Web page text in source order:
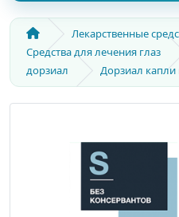
Лекарственные
Средства для лечения глаз
дорзиал
Дорзиал